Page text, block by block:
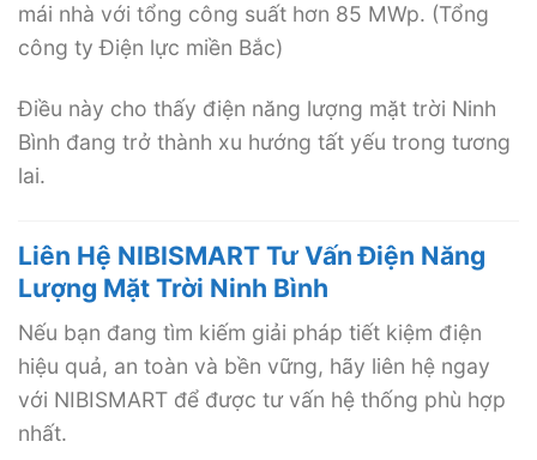
mái nhà với tổng công suất hơn 85 MWp. (Tổng
công ty Điện lực miền Bắc)
Điều này cho thấy điện năng lượng mặt trời Ninh
Bình đang trở thành xu hướng tất yếu trong tương
lai.
Liên Hệ NIBISMART Tư Vấn Điện Năng
Lượng Mặt Trời Ninh Bình
Nếu bạn đang tìm kiếm giải pháp tiết kiệm điện
hiệu quả, an toàn và bền vững, hãy liên hệ ngay
với NIBISMART để được tư vấn hệ thống phù hợp
nhất.